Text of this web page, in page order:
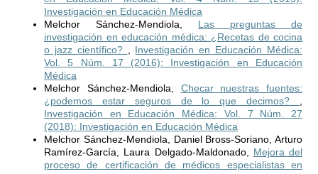
Investigación en Educación Médica
Melchor Sánchez-Mendiola, Las preguntas de
investigación en educación médica: ¿Recetas de cocina
o jazz científico? , Investigación en Educación Médica:
Vol. 5 Núm. 17 (2016): Investigación en Educación
Médica
Melchor Sánchez-Mendiola, Checar nuestras fuentes:
¿podemos estar seguros de lo que decimos? ,
Investigación en Educación Médica: Vol. 7 Núm. 27
(2018): Investigación en Educación Médica
Melchor Sánchez-Mendiola, Daniel Bross-Soriano, Arturo
Ramírez-García, Laura Delgado-Maldonado, Mejora del
proceso de certificación de médicos especialistas en